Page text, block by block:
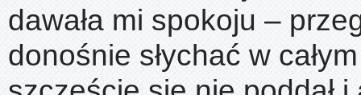
dawała mi spokoju –
donośnie słychać w